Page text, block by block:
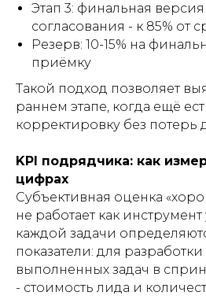
Этап 3: финальная
согласования - к 85% от
Резерв: 10-15% на
приёмку
Такой подход позволяет
раннем этапе, когда ещё
корректировку без потерь
KPI подрядчика: как
цифрах
Субъективная оценка
не работает как
каждой задачи
показатели: для
выполненных задач в
- стоимость лида и